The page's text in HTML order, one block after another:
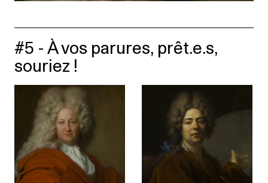
#5 - À vos parures, prêt.e.s,
souriez !